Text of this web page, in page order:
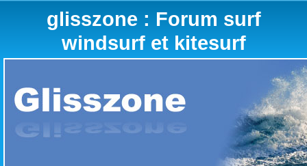
glisszone : Forum surf
windsurf et kitesurf